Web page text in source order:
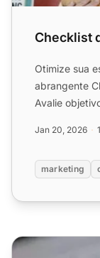
Checklist
Otimize sua
abrangente
Avalie
Jan 20, 2026
marketing
Checklist de